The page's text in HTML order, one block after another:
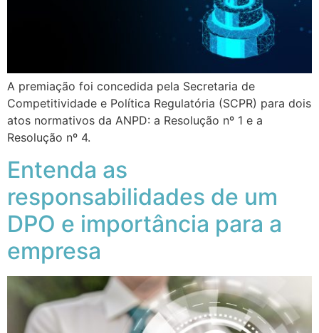
A premiação foi concedida pela Secretaria de
Competitividade e Política Regulatória (SCPR) para dois
atos normativos da ANPD: a Resolução nº 1 e a
Resolução nº 4.
Entenda as
responsabilidades de um
DPO e importância para a
empresa